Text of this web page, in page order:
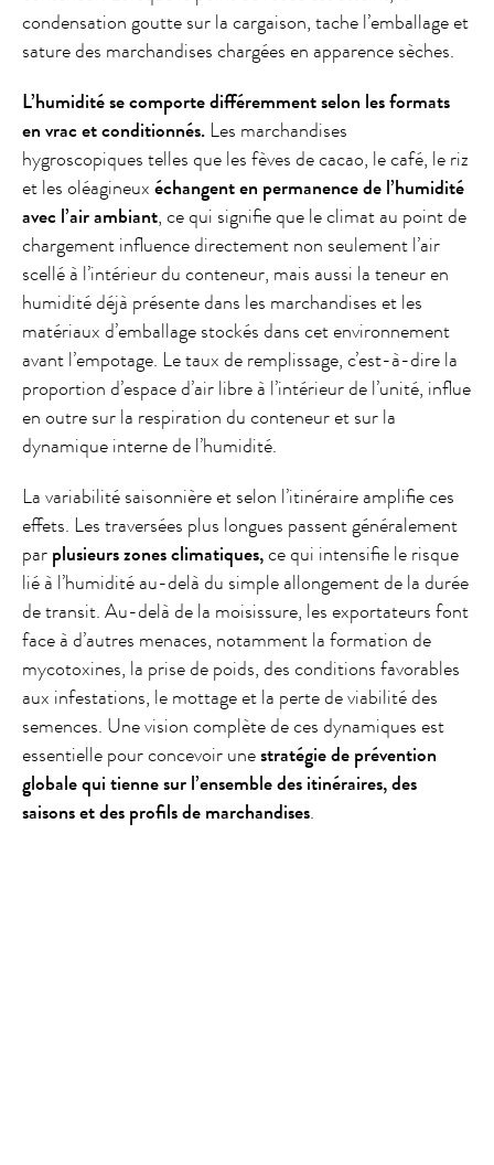
condensation goutte sur la cargaison, tache l’emballage et
sature des marchandises chargées en apparence sèches.
L’humidité se comporte différemment selon les formats
en vrac et conditionnés.Les marchandises
hygroscopiques telles que les fèves de cacao, le café, le riz
et les oléagineuxéchangent en permanence de l’humidité
avec l’air ambiant, ce qui signifie que le climat au point de
chargement influence directement non seulement l’air
scellé à l’intérieur du conteneur, mais aussi la teneur en
humidité déjà présente dans les marchandises et les
matériaux d’emballage stockés dans cet environnement
avant l’empotage. Le taux de remplissage, c’est-à-dire la
proportion d’espace d’air libre à l’intérieur de l’unité, influe
en outre sur la respiration du conteneur et sur la
dynamique interne de l’humidité.
La variabilité saisonnière et selon l’itinéraire amplifie ces
effets. Les traversées plus longues passent généralement
parplusieurs zones climatiques,ce qui intensifie le risque
lié à l’humidité au-delà du simple allongement de la durée
de transit. Au-delà de la moisissure, les exportateurs font
face à d’autres menaces, notamment la formation de
mycotoxines, la prise de poids, des conditions favorables
aux infestations, le mottage et la perte de viabilité des
semences. Une vision complète de ces dynamiques est
essentielle pour concevoir unestratégie de prévention
globale qui tienne sur l’ensemble des itinéraires, des
saisons et des profils de marchandises.